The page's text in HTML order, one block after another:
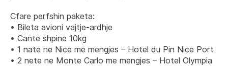
Cfare perfshin paketa:
• Bileta avioni vajtje-ardhje
• Cante shpine 10kg
• 1 nate ne Nice me mengjes – Hotel du Pin Nice Port
• 2 nete ne Monte Carlo me mengjes – Hotel Olympia